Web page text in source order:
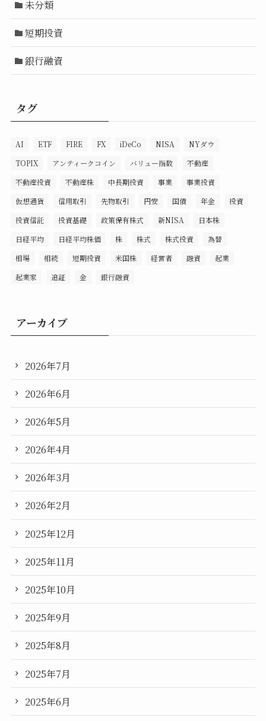
未分類
短期投資
銀行融資
タグ
AI ETF FIRE FX iDeCo NISA
NYダウ
TOPIX
アンティークコイン バリュー指数
不動産
不動産投資
不動産株 中長期投資 事業
事業投資
仮想通貨
信用取引 先物取引 円安 国債 年金
投資
投資信託
投資基礎 政策保有株式 新NISA
日本株
日経平均
日経平均株価 株 株式 株式投資
為替
相場
相続 短期投資 米国株 経営者 融資
起業
起業家
追証 金 銀行融資
アーカイブ
2026年7月
2026年6月
2026年5月
2026年4月
2026年3月
2026年2月
2025年12月
2025年11月
2025年10月
2025年9月
2025年8月
2025年7月
2025年6月